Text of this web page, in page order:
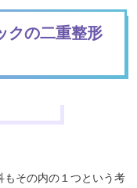
クの二重整形
もその内の１つという考